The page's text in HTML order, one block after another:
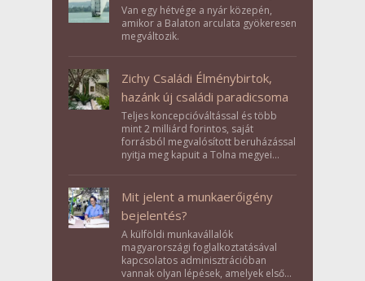
Van egy hétvége a nyár közepén,
amikor a Balaton arculata gyökeresen
megváltozik.
Zichy Családi Élménybirtok,
hazánk új családi paradicsoma
Teljes koncepcióváltással és több
mint 2 milliárd forintos, saját
forrásból megvalósított beruházással
nyitja meg kapuit a Tolna megyei
Mit jelent a munkaerőigény
bejelentés?
A külföldi munkavállalók
magyarországi foglalkoztatásával
kapcsolatos adminisztrációban
vannak olyan lépések, amelyek első